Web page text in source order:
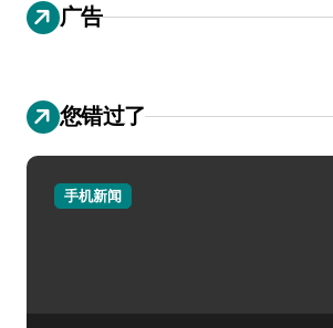
广告
您错过了
手机新闻